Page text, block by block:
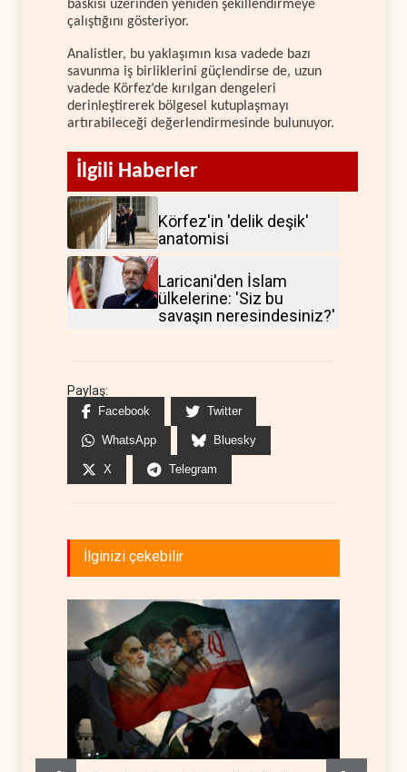
baskısı üzerinden yeniden şekillendirmeye
çalıştığını gösteriyor.
Analistler, bu yaklaşımın kısa vadede bazı
savunma iş birliklerini güçlendirse de, uzun
vadede Körfez’de kırılgan dengeleri
derinleştirerek bölgesel kutuplaşmayı
artırabileceği değerlendirmesinde bulunuyor.
İlgili Haberler
Körfez'in 'delik deşik'
anatomisi
Laricani'den İslam
ülkelerine: 'Siz bu
savaşın neresindesiniz?'
Paylaş:
Facebook Twitter
WhatsApp Bluesky
X Telegram
İlginizi çekebilir